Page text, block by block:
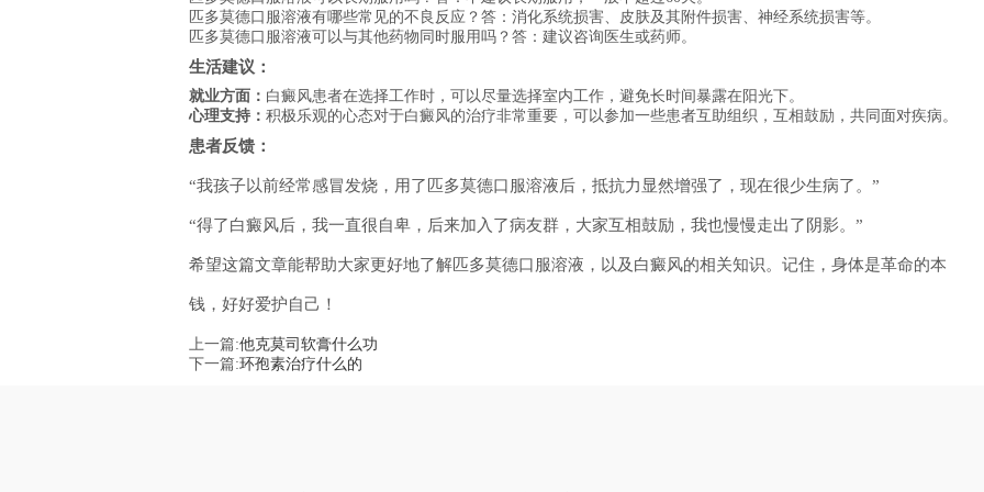
匹多莫德口服溶液有哪些常见的不良反应？答：消化系统损害、皮肤及其附件损害、神经系统损害等。
匹多莫德口服溶液可以与其他药物同时服用吗？答：建议咨询医生或药师。
生活建议：
就业方面： 白癜风患者在选择工作时，可以尽量选择室内工作，避免长时间暴露在阳光下。
心理支持： 积极乐观的心态对于白癜风的治疗非常重要，可以参加一些患者互助组织，互相鼓励，共同面对疾病。
患者反馈：
“我孩子以前经常感冒发烧，用了匹多莫德口服溶液后，抵抗力显然增强了，现在很少生病了。”
“得了白癜风后，我一直很自卑，后来加入了病友群，大家互相鼓励，我也慢慢走出了阴影。”
希望这篇文章能帮助大家更好地了解匹多莫德口服溶液，以及白癜风的相关知识。记住，身体是革命的本
钱，好好爱护自己！
上一篇:他克莫司软膏什么功
下一篇:环孢素治疗什么的